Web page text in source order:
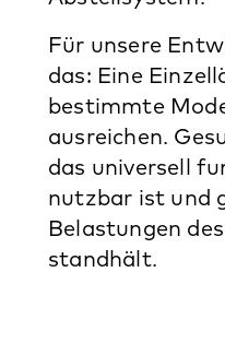
Für unsere
das: Eine
bestimmte
ausreichen.
das universell
nutzbar ist und
Belastungen
standhält.